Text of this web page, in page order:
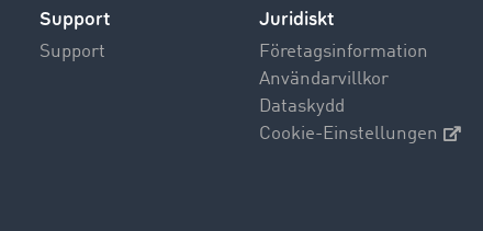
Support
Support
Juridiskt
Företagsinformation
Användarvillkor
Dataskydd
Cookie-Einstellungen